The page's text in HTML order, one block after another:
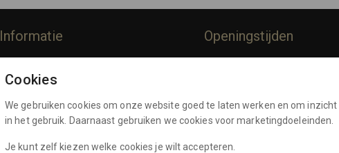
Informatie
Privacy Policy
Algemene Voorwaarden
Openingstijden
Donderdag:10:00 - 17:00
Vrijdag:
10:00 - 17:00
Cookies
We gebruiken cookies om onze website goed te laten werken en om inzicht
in het gebruik. Daarnaast gebruiken we cookies voor marketingdoeleinden.
Je kunt zelf kiezen welke cookies je wilt accepteren.